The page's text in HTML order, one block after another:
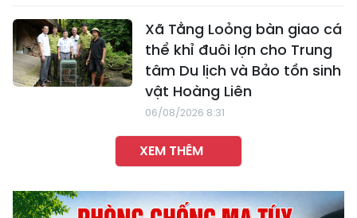
Xã Tằng Loỏng bàn giao cá
thể khỉ đuôi lợn cho Trung
tâm Du lịch và Bảo tồn sinh
vật Hoàng Liên
06/08/2026 8:31
XEM THÊM